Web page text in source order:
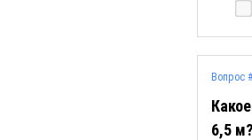
Вопрос
6,5 м?